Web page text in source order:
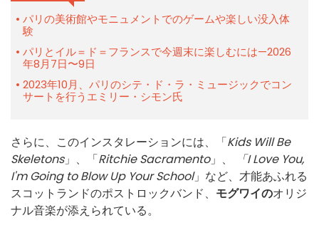
パリの美術館やモニュメントでのゲームや楽しい没入体
験
パリとイル＝ド＝フランスで今週末に楽しむには—2026
年8月7日〜9日
2023年10月、パリのシテ・ド・ラ・ミュージックでコン
サートを行うエミリー・シモン氏
さらに、このインスタレーションには、「Kids Will Be
Skeletons」、「Ritchie Sacramento」、
「I Love You,
I'm Going to Blow Up Your School」など、才能あふれる
スコットランドのポストロックバンド、 モグワイのオリジ
ナル音楽が添えられている。